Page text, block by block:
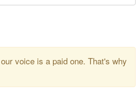
voice is a paid one. That's why